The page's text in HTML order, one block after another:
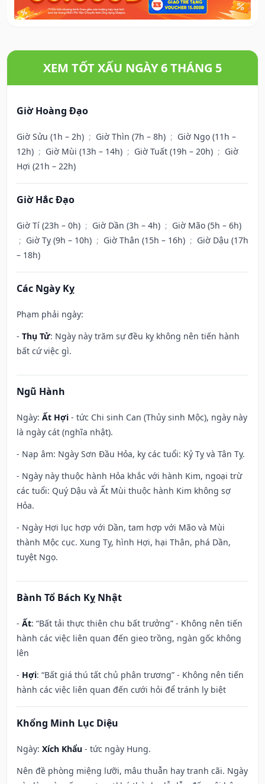
XEM TỐT XẤU NGÀY 6 THÁNG 5
Giờ Hoàng Đạo
Giờ Sửu (1h – 2h) ; Giờ Thìn (7h – 8h) ; Giờ Ngọ (11h –
12h) ; Giờ Mùi (13h – 14h) ; Giờ Tuất (19h – 20h) ; Giờ
Hợi (21h – 22h)
Giờ Hắc Đạo
Giờ Tí (23h – 0h) ; Giờ Dần (3h – 4h) ; Giờ Mão (5h – 6h)
; Giờ Tỵ (9h – 10h) ; Giờ Thân (15h – 16h) ; Giờ Dậu (17h
– 18h)
Các Ngày Kỵ
Phạm phải ngày:
- Thụ Tử: Ngày này trăm sự đều kỵ không nên tiến hành
bất cứ việc gì.
Ngũ Hành
Ngày: Ất Hợi - tức Chi sinh Can (Thủy sinh Mộc), ngày này
là ngày cát (nghĩa nhật).
- Nạp âm: Ngày Sơn Đầu Hỏa, kỵ các tuổi: Kỷ Tỵ và Tân Tỵ.
- Ngày này thuộc hành Hỏa khắc với hành Kim, ngoại trừ
các tuổi: Quý Dậu và Ất Mùi thuộc hành Kim không sợ
Hỏa.
- Ngày Hợi lục hợp với Dần, tam hợp với Mão và Mùi
thành Mộc cục. Xung Tỵ, hình Hợi, hại Thân, phá Dần,
tuyệt Ngọ.
Bành Tổ Bách Kỵ Nhật
- Ất: “Bất tải thực thiên chu bất trưởng” - Không nên tiến
hành các việc liên quan đến gieo trồng, ngàn gốc không
lên
- Hợi: “Bất giá thú tất chủ phân trương” - Không nên tiến
hành các việc liên quan đến cưới hỏi để tránh ly biệt
Khổng Minh Lục Diệu
Ngày: Xích Khẩu - tức ngày Hung.
Nên đề phòng miệng lưỡi, mâu thuẫn hay tranh cãi. Ngày